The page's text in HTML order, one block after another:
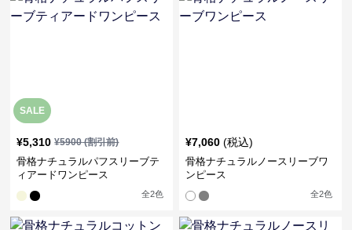
SALE
¥5,310 ¥5900(割引前)
骨格ナチュラルパフスリーブテ
ィアードワンピース
全2色
¥7,060 (税込)
骨格ナチュラルノースリーブワ
ンピース
全2色